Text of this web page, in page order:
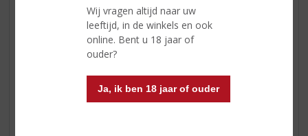
Wij vragen altijd naar uw
leeftijd, in de winkels en ook
online. Bent u 18 jaar of
ouder?
Ja, ik ben 18 jaar of ouder
een perfecte basis voor cocktails
maar ook ideaal voor in de mix
met cola of ginger beer, ijs en
Reviews